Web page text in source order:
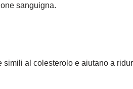
sanguigna.
al colesterolo e aiutano a